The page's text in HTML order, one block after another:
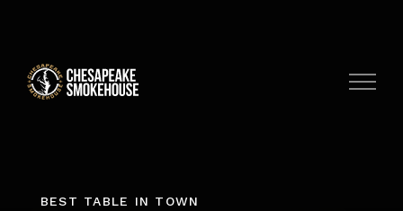
content
BEST TABLE IN TOWN